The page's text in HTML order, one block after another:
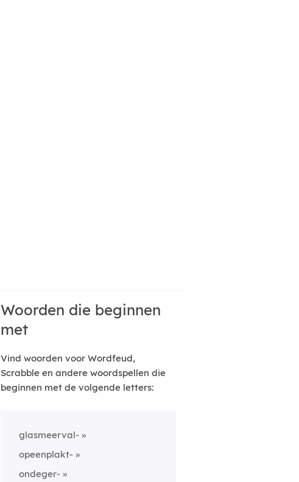
Woorden die beginnen
met
Vind woorden voor Wordfeud,
Scrabble en andere woordspellen die
beginnen met de volgende letters:
glasmeerval-
opeenplakt-
ondeger-